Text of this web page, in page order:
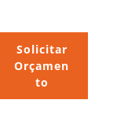
Solicitar
Orçamen
to